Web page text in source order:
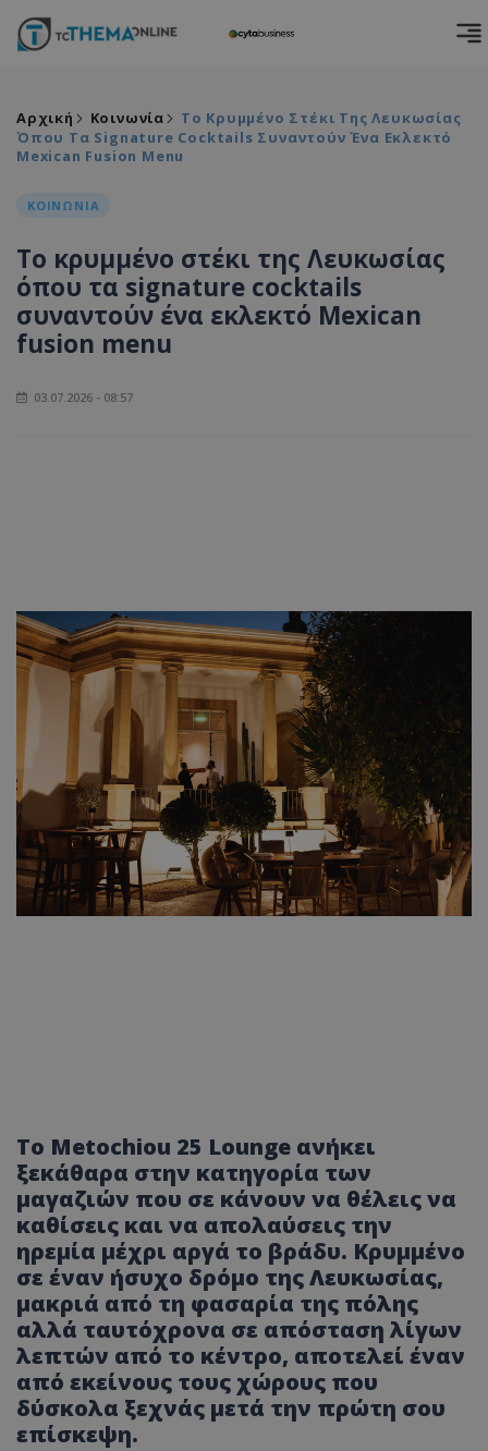
Αρχική Κοινωνία
Το Κρυμμένο Στέκι Της Λευκωσίας
Όπου Τα Signature Cocktails Συναντούν Ένα Εκλεκτό
Mexican Fusion Menu
ΚΟΙΝΩΝΙΑ
Το κρυμμένο στέκι της Λευκωσίας
όπου τα signature cocktails
συναντούν ένα εκλεκτό Mexican
fusion menu
03.07.2026 - 08:57
Το Metochiou 25 Lounge ανήκει
ξεκάθαρα στην κατηγορία των
μαγαζιών που σε κάνουν να θέλεις να
καθίσεις και να απολαύσεις την
ηρεμία μέχρι αργά το βράδυ. Κρυμμένο
σε έναν ήσυχο δρόμο της Λευκωσίας,
μακριά από τη φασαρία της πόλης
αλλά ταυτόχρονα σε απόσταση λίγων
λεπτών από το κέντρο, αποτελεί έναν
από εκείνους τους χώρους που
δύσκολα ξεχνάς μετά την πρώτη σου
επίσκεψη.